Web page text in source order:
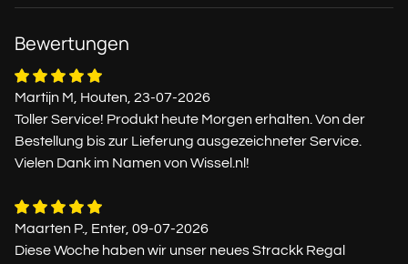
Bewertungen
Martijn M, Houten, 23-07-2026
Toller Service! Produkt heute Morgen erhalten. Von der
Bestellung bis zur Lieferung ausgezeichneter Service.
Vielen Dank im Namen von Wissel.nl!
Maarten P., Enter, 09-07-2026
Diese Woche haben wir unser neues Strackk Regal